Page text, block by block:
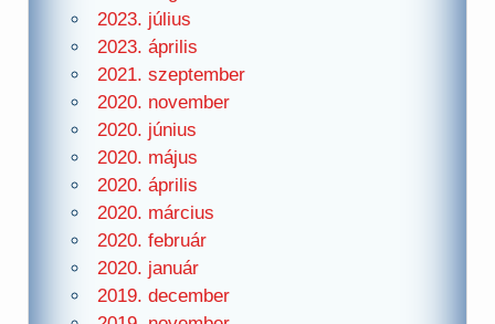
2023. július
2023. április
2021. szeptember
2020. november
2020. június
2020. május
2020. április
2020. március
2020. február
2020. január
2019. december